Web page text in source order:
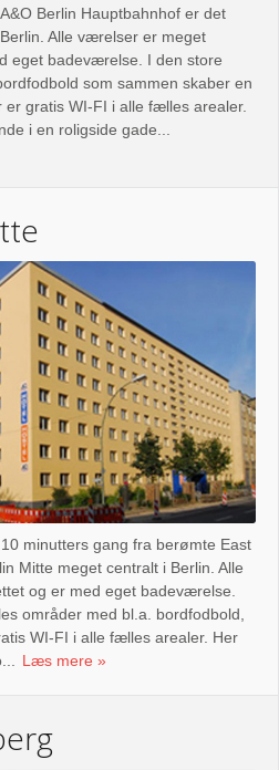
Berlin Hauptbahnhof er det
Alle værelser er meget
eget badeværelse. I den store
som sammen skaber en
gratis WI-FI i alle fælles arealer.
i en roligside gade...
minutters gang fra berømte East
Mitte meget centralt i Berlin. Alle
og er med eget badeværelse.
områder med bl.a. bordfodbold,
WI-FI i alle fælles arealer. Her
Læs mere